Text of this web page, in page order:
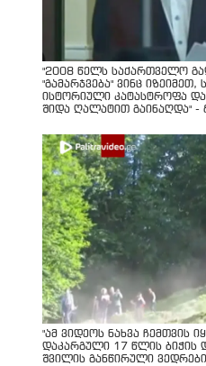
"2008 წელს საქართველო
"გამარჯვება" ვინც
ისტორიული კატასტროფა
შიდა ღალატით გაინაღდა" -
"ამ ვიდეოს ნახვა ჩემთვის
დაკარგული 17 წლის ბიჭის
შვილის განწირული